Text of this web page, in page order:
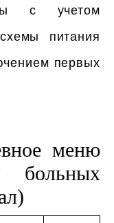
с учетом
питания
первых
меню